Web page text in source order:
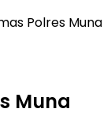
Polres Muna
Muna